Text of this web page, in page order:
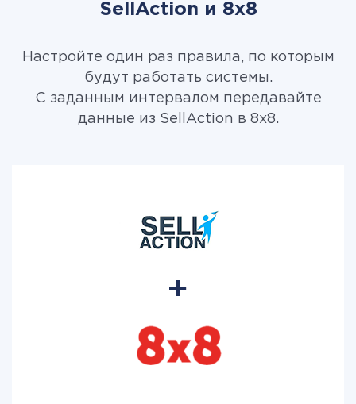
SellAction и 8x8
Настройте один раз правила, по которым
будут работать системы.
С заданным интервалом передавайте
данные из SellAction в 8x8.